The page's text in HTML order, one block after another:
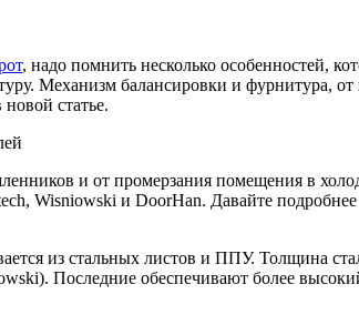
, надо помнить несколько особенностей,
Механизм балансировки и фурнитура,
статье.
и от промерзания помещения в
Wisniowski и DoorHan. Давайте
из стальных листов и ППУ. Толщина
Последние обеспечивают более